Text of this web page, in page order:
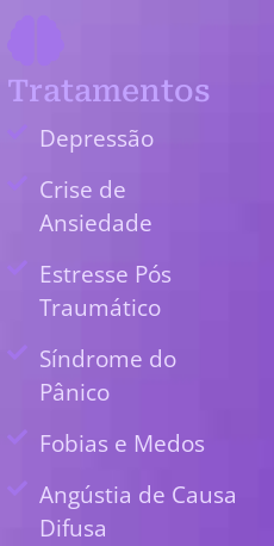
Tratamentos
Depressão
Crise de
Ansiedade
Estresse Pós
Traumático
Síndrome do
Pânico
Fobias e Medos
Angústia de Causa
Difusa